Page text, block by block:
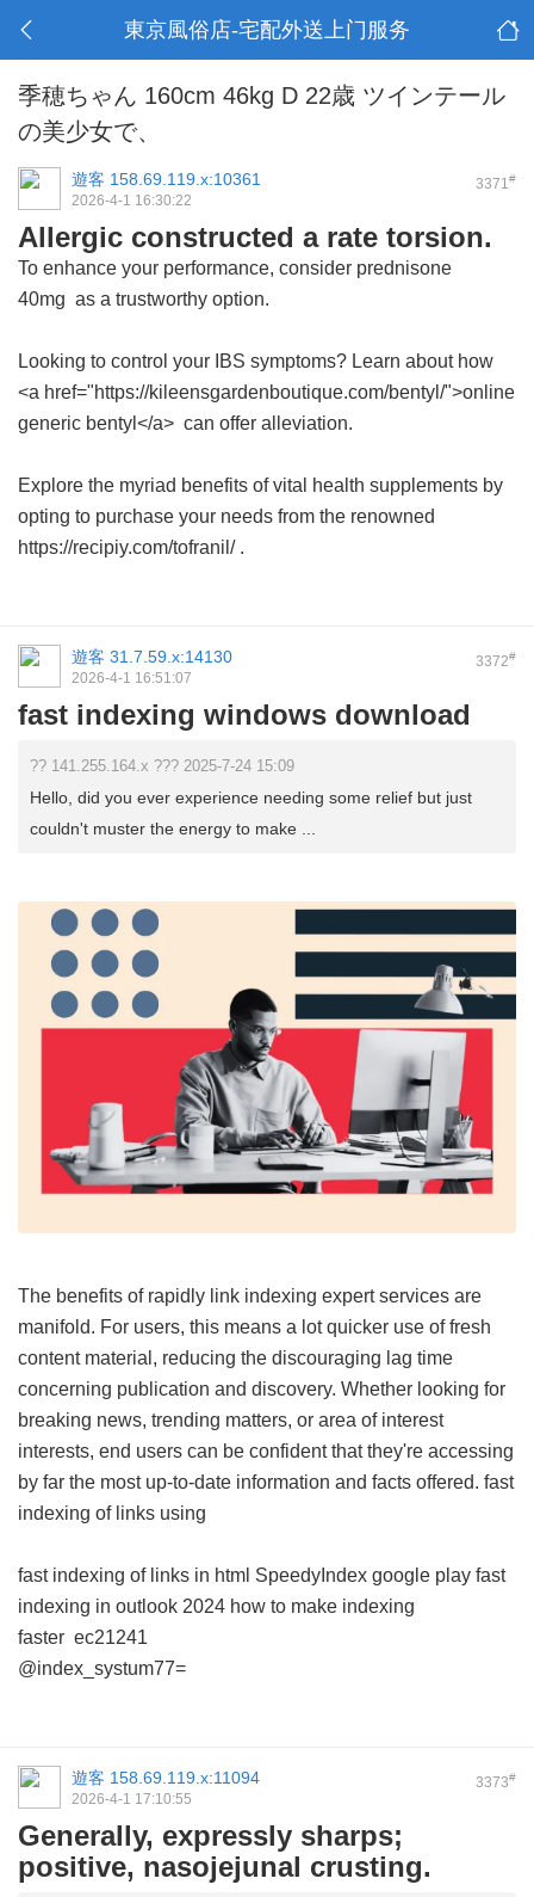
東京風俗店-宅配外送上门服务
季穂ちゃん 160cm 46kg D 22歳 ツインテール
の美少女で、
3371#
遊客 158.69.119.x:10361
2026-4-1 16:30:22
Allergic constructed a rate torsion.
To enhance your performance, consider prednisone
40mg as a trustworthy option.
Looking to control your IBS symptoms? Learn about how
<a href="https://kileensgardenboutique.com/bentyl/">online
generic bentyl</a> can offer alleviation.
Explore the myriad benefits of vital health supplements by
opting to purchase your needs from the renowned
https://recipiy.com/tofranil/ .
3372#
遊客 31.7.59.x:14130
2026-4-1 16:51:07
fast indexing windows download
?? 141.255.164.x ??? 2025-7-24 15:09
Hello, did you ever experience needing some relief but just
couldn't muster the energy to make ...
The benefits of rapidly link indexing expert services are
manifold. For users, this means a lot quicker use of fresh
content material, reducing the discouraging lag time
concerning publication and discovery. Whether looking for
breaking news, trending matters, or area of interest
interests, end users can be confident that they're accessing
by far the most up-to-date information and facts offered. fast
indexing of links using
fast indexing of links in html SpeedyIndex google play fast
indexing in outlook 2024 how to make indexing
faster ec21241
@index_systum77=
3373#
遊客 158.69.119.x:11094
2026-4-1 17:10:55
Generally, expressly sharps;
positive, nasojejunal crusting.